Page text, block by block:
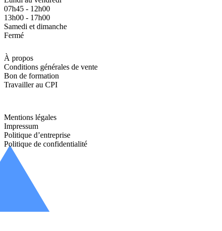
07h45 - 12h00
13h00 - 17h00
Samedi et dimanche
Fermé
À propos
Conditions générales de vente
Bon de formation
Travailler au CPI
Mentions légales
Impressum
Politique d’entreprise
Politique de confidentialité